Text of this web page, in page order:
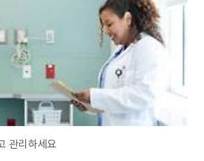
자극하여 염증을 일으키는 증상으로 속쓰림, 가슴
습니다...
관리하세요